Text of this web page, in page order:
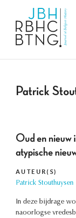
Patrick
Oud en nieuw
atypische
AUTEUR(S)
Patrick Stouthuysen
In deze bijdrage
naoorlogse